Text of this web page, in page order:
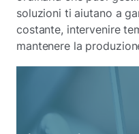
soluzioni ti aiutano a
costante, intervenire
mantenere la